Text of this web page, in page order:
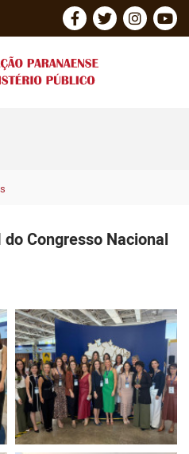
Congresso Nacional